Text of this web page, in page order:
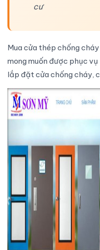
cư
Mua cửa thép chống cháy
mong muốn được phục
lắp đặtcửa chống cháy,